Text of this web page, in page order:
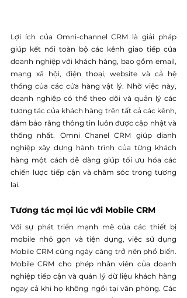
Lợi ích của Omni-channel CRM là giải pháp
giúp kết nối toàn bộ các kênh giao tiếp của
doanh nghiệp với khách hàng, bao gồm email,
mạng xã hội, điện thoại, website và cả hệ
thống của các cửa hàng vật lý. Nhờ việc này,
doanh nghiệp có thể theo dõi và quản lý các
tương tác của khách hàng trên tất cả các kênh,
đảm bảo rằng thông tin luôn được cập nhật và
thống nhất. Omni Chanel CRM giúp dianh
nghiệp xây dựng hành trình của từng khách
hàng một cách dễ dàng giúp tối ưu hóa các
chiến lược tiếp cận và chăm sóc trong tương
lai.
Tương tác mọi lúc với Mobile CRM
Với sự phát triển mạnh mẽ của các thiết bị
mobile nhỏ gọn và tiện dụng, việc sử dụng
Mobile CRM cũng ngày càng trở nên phổ biến.
Mobile CRM cho phép nhân viên của doanh
nghiệp tiếp cận và quản lý dữ liệu khách hàng
ngay cả khi họ không ngồi tại văn phòng. Các